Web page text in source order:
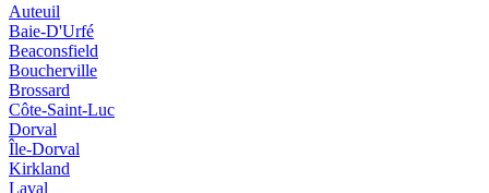
Auteuil
Baie-D'Urfé
Beaconsfield
Boucherville
Brossard
Côte-Saint-Luc
Dorval
Île-Dorval
Kirkland
Laval